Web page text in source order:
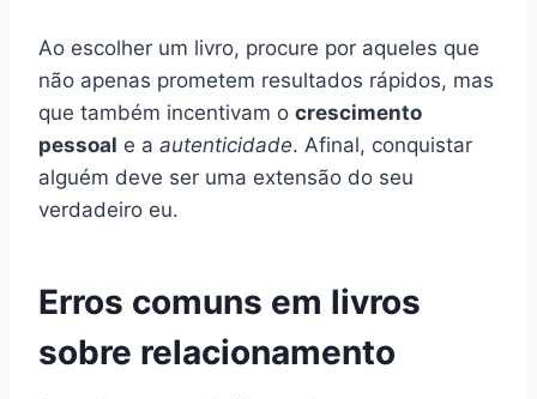
Ao escolher um livro, procure por aqueles que
não apenas prometem resultados rápidos, mas
que também incentivam o crescimento
pessoal e a autenticidade. Afinal, conquistar
alguém deve ser uma extensão do seu
verdadeiro eu.
Erros comuns em livros
sobre relacionamento